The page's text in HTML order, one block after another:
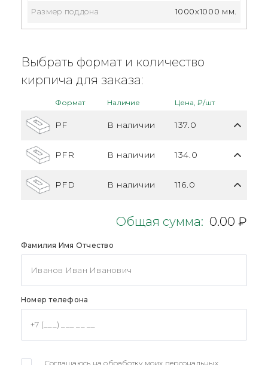
Размер поддона 1000х1000 мм.
Выбрать формат и количество
кирпича для заказа:
Формат Наличие Цена, ₽/шт
PF В наличии 137.0
PFR В наличии 134.0
PFD В наличии 116.0
Общая сумма: 0.00 ₽
Фамилия Имя Отчество
Номер телефона
Соглашаюсь на обработку моих персональных